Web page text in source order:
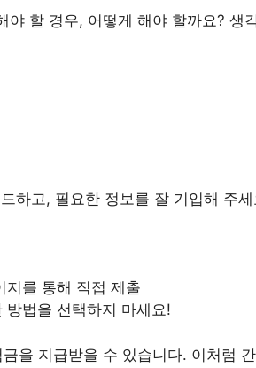
야 할 경우, 어떻게 해야 할까요? 생
하고, 필요한 정보를 잘 기입해 주
지를 통해 직접 제출
법을 선택하지 마세요!
을 지급받을 수 있습니다. 이처럼